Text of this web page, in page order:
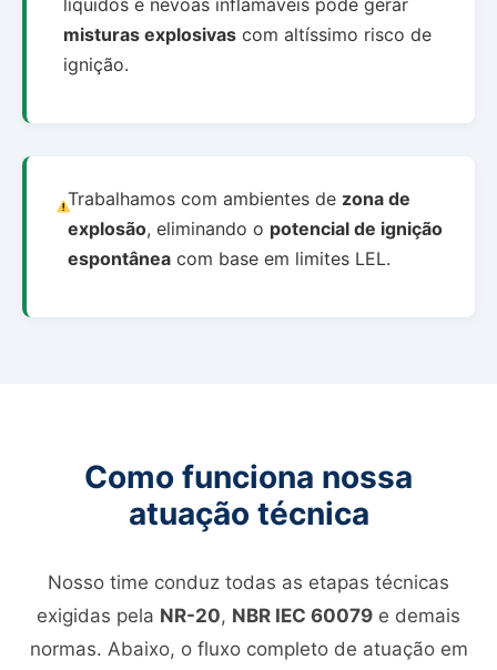
misturas explosivascom altíssimo risco de
ignição.
Trabalhamos com ambientes de zona de
explosão, eliminando o potencial de ignição
espontâneacom base em limites LEL.
Como funciona nossa
atuação técnica
Nosso time conduz todas as etapas técnicas
exigidas pela NR-20, NBR IEC 60079 e demais
normas. Abaixo, o fluxo completo de atuação em